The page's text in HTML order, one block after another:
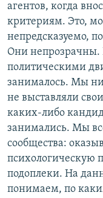
агентов, когда
критериям. Это,
непредсказуемо,
Они
политическими
занималось. Мы
не выставляли
каких-либо
занимались. Мы
сообщества:
психологическую
подоплеки. На
понимаем, по